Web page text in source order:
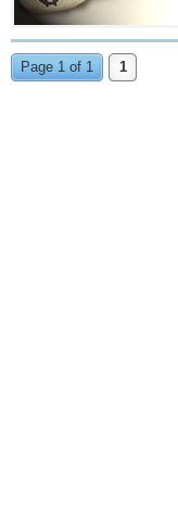
Page 1 of 1 1